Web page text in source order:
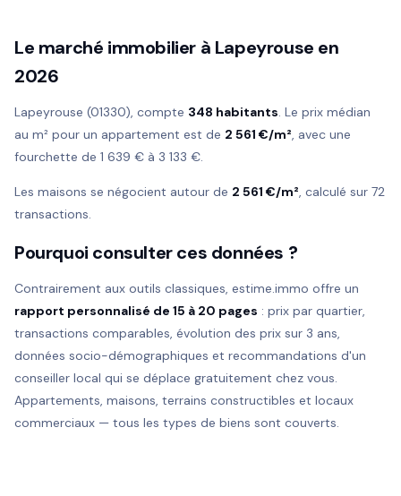
Le marché immobilier à Lapeyrouse en
2026
Lapeyrouse (01330), compte 348 habitants. Le prix médian
au m² pour un appartement est de 2 561 €/m², avec une
fourchette de 1 639 € à 3 133 €.
Les maisons se négocient autour de 2 561 €/m², calculé sur 72
transactions.
Pourquoi consulter ces données ?
Contrairement aux outils classiques, estime.immo offre un
rapport personnalisé de 15 à 20 pages : prix par quartier,
transactions comparables, évolution des prix sur 3 ans,
données socio-démographiques et recommandations d'un
conseiller local qui se déplace gratuitement chez vous.
Appartements, maisons, terrains constructibles et locaux
commerciaux — tous les types de biens sont couverts.